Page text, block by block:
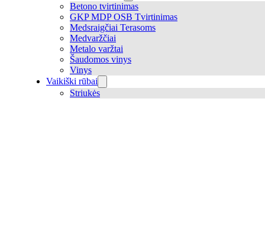
Betono tvirtinimas
GKP MDP OSB Tvirtinimas
Medsraigčiai Terasoms
Medvaržčiai
Metalo varžtai
Šaudomos vinys
Vinys
Vaikiški rūbai
Striukės